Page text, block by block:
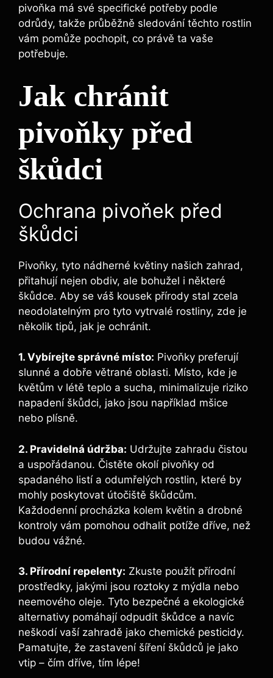
pivoňka má své specifické potřeby ⁢podle
odrůdy, takže průběžně sledování ⁣těchto rostlin
vám pomůže​ pochopit, co právě ta vaše
potřebuje.
Jak ⁣chránit
pivoňky před
škůdci
Ochrana pivoňek ​před
škůdci
Pivoňky, tyto nádherné květiny našich zahrad,
přitahují nejen obdiv, ale bohužel i některé​
škůdce. Aby se váš kousek přírody ⁤stal zcela
neodolatelným pro tyto vytrvalé rostliny, zde⁢ je
několik tipů, jak je ochránit.
1. Vybírejte správné místo: Pivoňky preferují
slunné a dobře větrané oblasti. Místo, kde ‌je
květům v létě teplo a​ sucha, minimalizuje riziko
napadení škůdci, jako jsou například mšice
nebo⁤ plísně.
2. Pravidelná údržba: Udržujte ‍zahradu čistou‍
a uspořádanou. Čistěte okolí pivoňky od
spadaného listí a odumřelých rostlin, které by
mohly poskytovat útočiště škůdcům.
Každodenní procházka kolem květin a drobné
kontroly vám pomohou odhalit potíže dříve, než
budou vážné.
3. Přírodní repelenty: Zkuste použít přírodní
prostředky, jakými jsou roztoky z mýdla⁤ nebo
neemového oleje. Tyto bezpečné a ekologické
alternativy pomáhají odpudit škůdce ‌a navíc
neškodí vaší‍ zahradě jako chemické pesticidy.
Pamatujte, že zastavení šíření škůdců je jako
vtip – čím dříve, ​tím lépe!